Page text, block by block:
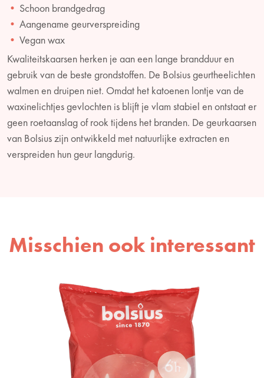
Schoon brandgedrag
Aangename geurverspreiding
Vegan wax
Kwaliteitskaarsen herken je aan een lange brandduur en
gebruik van de beste grondstoffen. De Bolsius geurtheelichten
walmen en druipen niet. Omdat het katoenen lontje van de
waxinelichtjes gevlochten is blijft je vlam stabiel en ontstaat er
geen roetaanslag of rook tijdens het branden. De geurkaarsen
van Bolsius zijn ontwikkeld met natuurlijke extracten en
verspreiden hun geur langdurig.
Misschien ook interessant